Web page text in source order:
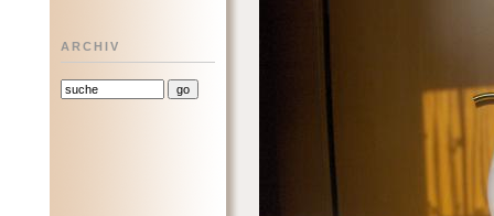
ARCHIV